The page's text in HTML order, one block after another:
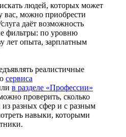
людей, которых может
вас, можно приобрести
даёт возможность
фильтры: по уровню
лет опыта, зарплатным
реалистичные
сервиса
в разделе «Профессии»
проверить, сколько
разных сфер и с разным
навыки, которыми